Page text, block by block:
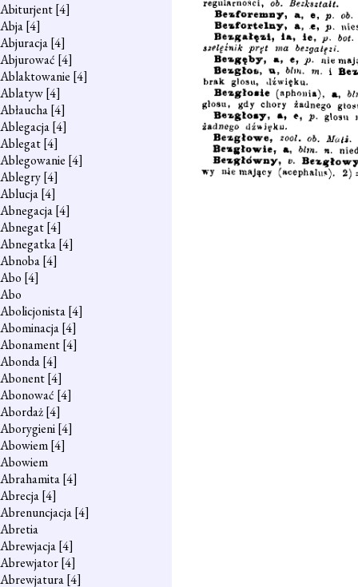
Abiturjent[4]
Abja[4]
Abjuracja[4]
Abjurować [4]
Ablaktowanie [4]
Ablatyw[4]
Abłaucha[4]
Ablegacja[4]
Ablegat[4]
Ablegowanie [4]
Ablegry[4]
Ablucja[4]
Abnegacja[4]
Abnegat[4]
Abnegatka[4]
Abnoba[4]
Abo [4]
Abo
Abolicjonista[4]
Abominacja[4]
Abonament[4]
Abonda[4]
Abonent[4]
Abonować [4]
Abordaż[4]
Aborygieni[4]
Abowiem[4]
Abowiem
Abrahamita[4]
Abrecja[4]
Abrenuncjacja[4]
Abretia
Abrewjacja[4]
Abrewjator[4]
Abrewjatura[4]